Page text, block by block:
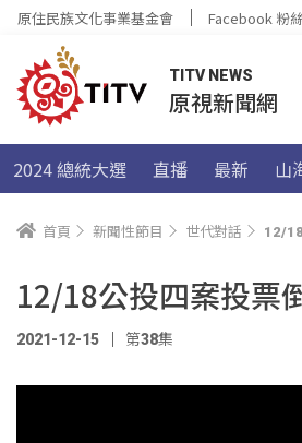
原住民族文化事業基金會 Facebook 粉
TITV NEWS
原視新聞網
2024 總統大選 直播 最新 山
首頁 新聞性節目 世代對話 12/
12/18公投四案投票
2021-12-15 第38集